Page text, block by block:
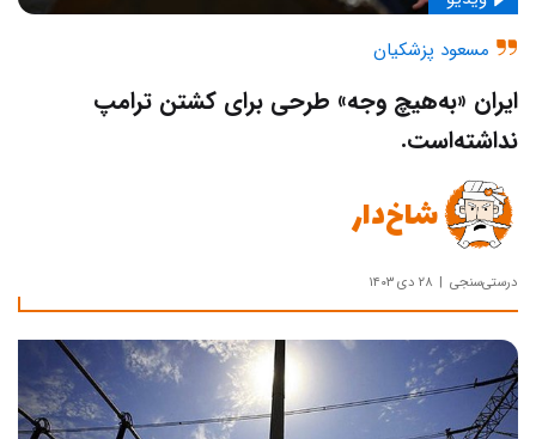
مسعود پزشکیان
ایران «به‌هیچ وجه» طرحی برای کشتن ترامپ
نداشته‌است.
شاخ‌دار
درستی‌سنجی ۲۸ دی ۱۴۰۳